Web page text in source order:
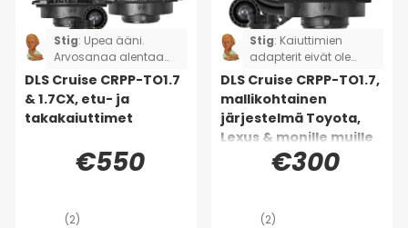
Stig: Upea ääni.
Arvosanaa alentaa
se, että sarja ei ollut
täydellinen. Kaksi
adapterikaapelia
puuttui, joten jouduin
juottamaan sen
sijaan, että olisin vain
DLS Cruise CRPP-TO1.7
& 1.7CX, etu- ja
takakaiuttimet
€550
(2)
Stig: Kaiuttimien
adapterit eivät ole
täydelliset, jouduin
leikkaamaan ja
juottamaan kaksi
kaiutinta. Koskee
Toyota Rav4:ää.
DLS Cruise CRPP-TO1.7,
mallikohtainen
järjestelmä Toyota,
Lexus & monille muille
€300
(2)